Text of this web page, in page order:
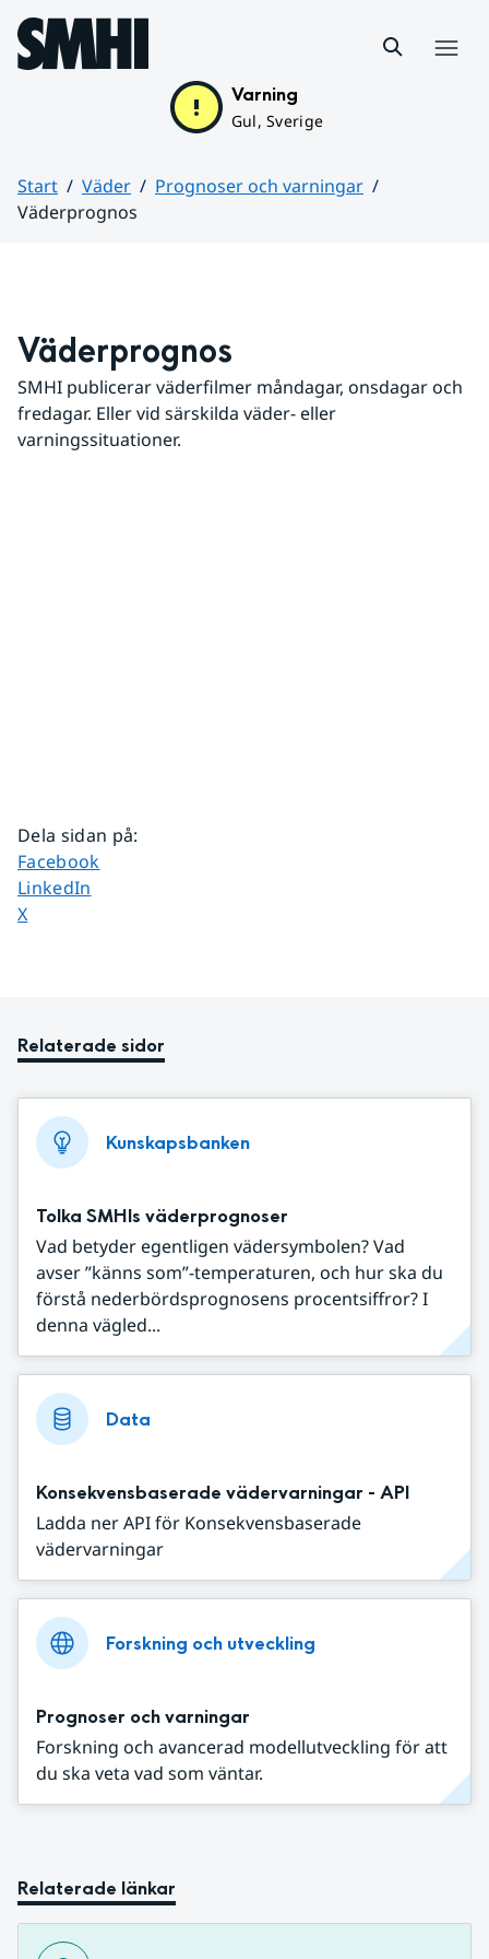
Hoppa till sidans innehåll
Varning
Gul, Sverige
Start Väder
Prognoser och varningar
Väderprognos
Väderprognos
SMHI publicerar väderfilmer måndagar, onsdagar och
fredagar. Eller vid särskilda väder- eller
varningssituationer.
Dela sidan på:
Dela sidan på
Facebook
Dela sidan på
LinkedIn
Dela sidan på
X
Relaterade sidor
Kunskapsbanken
Tolka SMHIs väderprognoser
Vad betyder egentligen vädersymbolen? Vad
avser ”känns som”-temperaturen, och hur ska du
förstå nederbördsprognosens procentsiffror? I
denna vägled...
Data
Konsekvensbaserade vädervarningar - API
Ladda ner API för Konsekvensbaserade
vädervarningar
Forskning och utveckling
Prognoser och varningar
Forskning och avancerad modellutveckling för att
du ska veta vad som väntar.
Relaterade länkar